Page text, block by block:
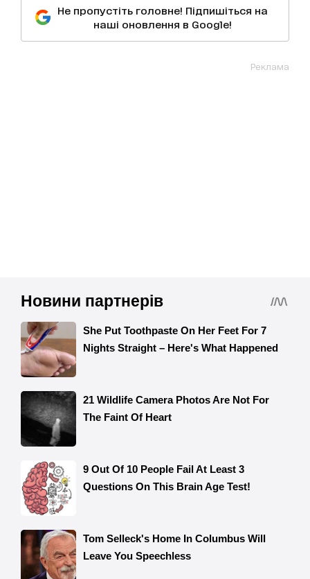
Не пропустіть головне! Підпишіться на
наші оновлення в Google!
Реклама